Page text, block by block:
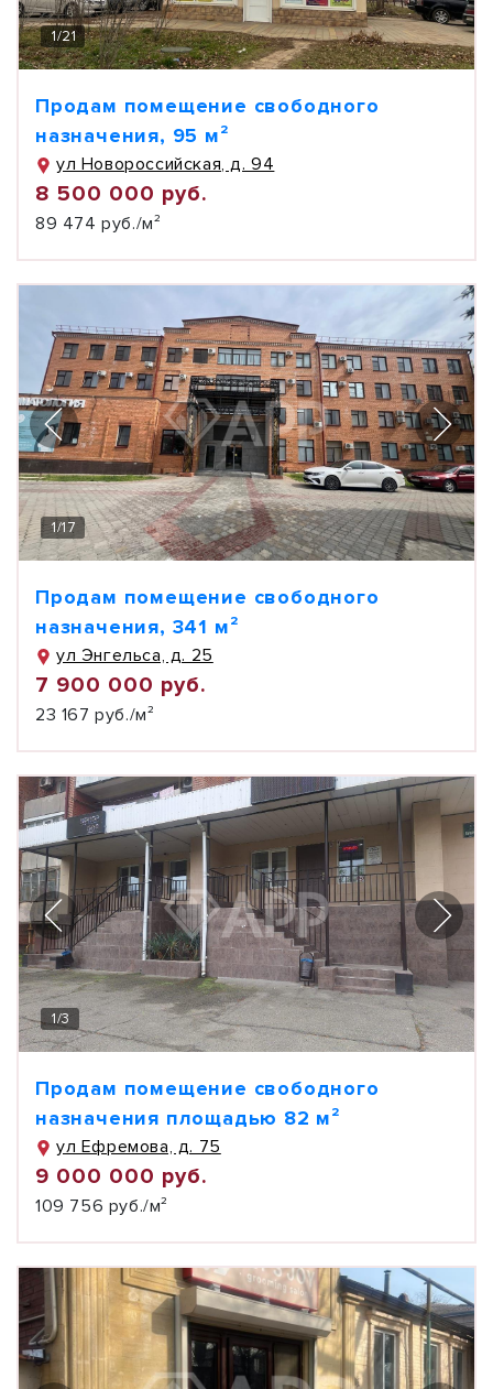
1/21
Продам помещение свободного
назначения, 95 м²
ул Новороссийская, д. 94
8 500 000 руб.
89 474 руб./м²
1/17
Продам помещение свободного
назначения, 341 м²
ул Энгельса, д. 25
7 900 000 руб.
23 167 руб./м²
1/3
Продам помещение свободного
назначения площадью 82 м²
ул Ефремова, д. 75
9 000 000 руб.
109 756 руб./м²